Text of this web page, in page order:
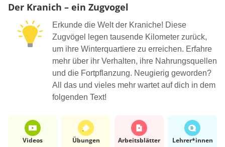
Der Kranich – ein Zugvogel
Erkunde die Welt der Kraniche! Diese
Zugvögel legen tausende Kilometer zurück,
um ihre Winterquartiere zu erreichen. Erfahre
mehr über ihr Verhalten, ihre Nahrungsquellen
und die Fortpflanzung. Neugierig geworden?
All das und vieles mehr wartet auf dich in dem
folgenden Text!
Videos Übungen Arbeits­blätter Lehrer*​innen